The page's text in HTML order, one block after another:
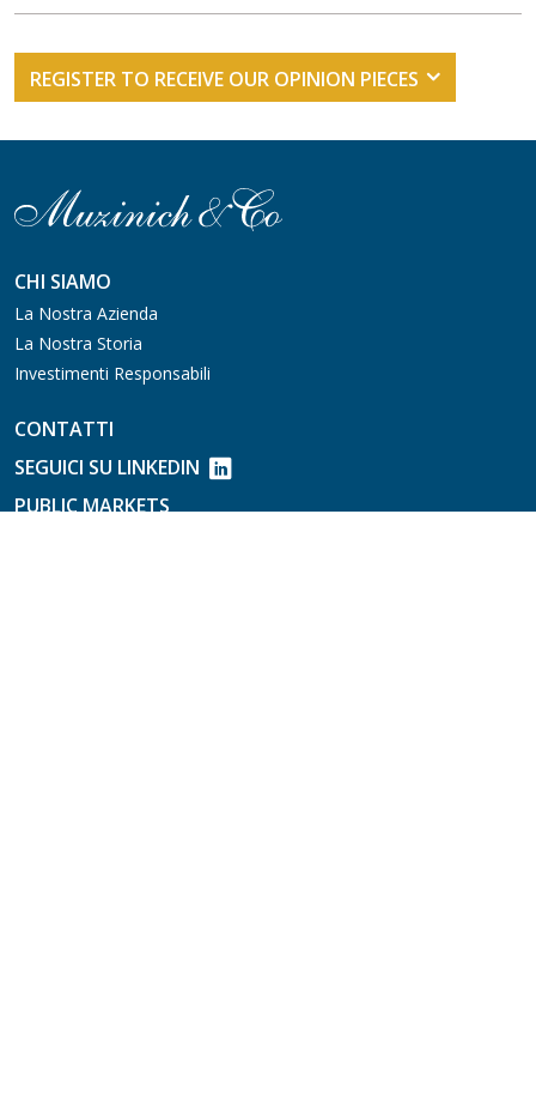
REGISTER TO RECEIVE OUR OPINION PIECES
CHI SIAMO
La Nostra Azienda
La Nostra Storia
Investimenti Responsabili
CONTATTI
SEGUICI SU LINKEDIN
PUBLIC MARKETS